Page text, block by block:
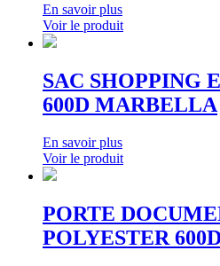
En savoir plus
Voir le produit
SAC SHOPPING
600D MARBELLA
En savoir plus
Voir le produit
PORTE
POLYESTER